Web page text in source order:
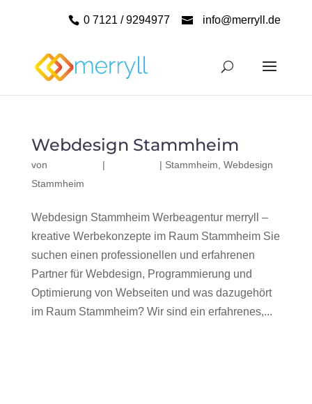
0 7121 / 9294977 info@merryll.de
Webdesign Stammheim
von | | Stammheim Webdesign
Stammheim
Webdesign Stammheim Werbeagentur merryll –
kreative Werbekonzepte im Raum Stammheim Sie
suchen einen professionellen und erfahrenen
Partner für Webdesign, Programmierung und
Optimierung von Webseiten und was dazugehört
im Raum Stammheim? Wir sind ein erfahrenes,...